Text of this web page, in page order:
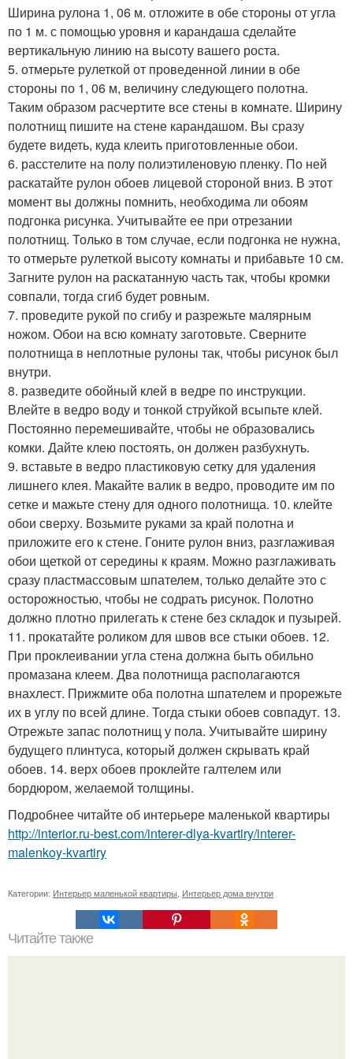
Ширина рулона 1, 06 м. отложите в обе стороны от угла
по 1 м. с помощью уровня и карандаша сделайте
вертикальную линию на высоту вашего роста.
5. отмерьте рулеткой от проведенной линии в обе
стороны по 1, 06 м, величину следующего полотна.
Таким образом расчертите все стены в комнате. Ширину
полотнищ пишите на стене карандашом. Вы сразу
будете видеть, куда клеить приготовленные обои.
6. расстелите на полу полиэтиленовую пленку. По ней
раскатайте рулон обоев лицевой стороной вниз. В этот
момент вы должны помнить, необходима ли обоям
подгонка рисунка. Учитывайте ее при отрезании
полотнищ. Только в том случае, если подгонка не нужна,
то отмерьте рулеткой высоту комнаты и прибавьте 10 см.
Загните рулон на раскатанную часть так, чтобы кромки
совпали, тогда сгиб будет ровным.
7. проведите рукой по сгибу и разрежьте малярным
ножом. Обои на всю комнату заготовьте. Сверните
полотнища в неплотные рулоны так, чтобы рисунок был
внутри.
8. разведите обойный клей в ведре по инструкции.
Влейте в ведро воду и тонкой струйкой всыпьте клей.
Постоянно перемешивайте, чтобы не образовались
комки. Дайте клею постоять, он должен разбухнуть.
9. вставьте в ведро пластиковую сетку для удаления
лишнего клея. Макайте валик в ведро, проводите им по
сетке и мажьте стену для одного полотнища. 10. клейте
обои сверху. Возьмите руками за край полотна и
приложите его к стене. Гоните рулон вниз, разглаживая
обои щеткой от середины к краям. Можно разглаживать
сразу пластмассовым шпателем, только делайте это с
осторожностью, чтобы не содрать рисунок. Полотно
должно плотно прилегать к стене без складок и пузырей.
11. прокатайте роликом для швов все стыки обоев. 12.
При проклеивании угла стена должна быть обильно
промазана клеем. Два полотнища располагаются
внахлест. Прижмите оба полотна шпателем и прорежьте
их в углу по всей длине. Тогда стыки обоев совпадут. 13.
Отрежьте запас полотнищ у пола. Учитывайте ширину
будущего плинтуса, который должен скрывать край
обоев. 14. верх обоев проклейте галтелем или
бордюром, желаемой толщины.
Подробнее читайте об интерьере маленькой квартиры
http://interior.ru-best.com/interer-dlya-kvartiry/interer-
malenkoy-kvartiry
Категории: Интерьер маленькой квартиры, Интерьер дома внутри
Читайте также